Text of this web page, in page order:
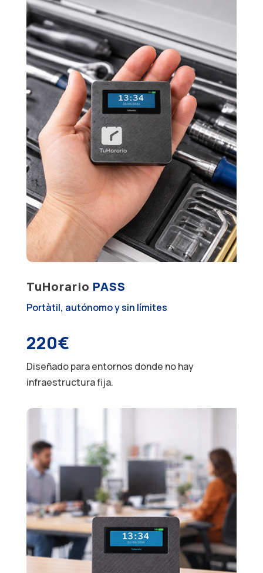
TuHorario PASS
Portàtil, autónomo y sin límites
220€
Diseñado para entornos donde no hay
infraestructura fija.